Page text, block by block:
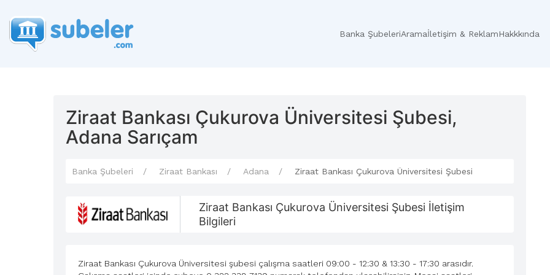
Banka ŞubeleriAramaİletişim & ReklamHakkkında
Ziraat Bankası Çukurova Üniversitesi Şubesi,
Adana Sarıçam
Banka Şubeleri Ziraat Bankası Adana Ziraat Bankası Çukurova Üniversitesi Şubesi
Ziraat Bankası Çukurova Üniversitesi Şubesi İletişim
Bilgileri
Ziraat Bankası Çukurova Üniversitesi şubesi çalışma saatleri 09:00 - 12:30 & 13:30 - 17:30 arasıdır.